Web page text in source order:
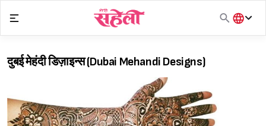
content
हिंदी
दुबई मेहंदी डिज़ाइन्स (Dubai Mehandi Designs)